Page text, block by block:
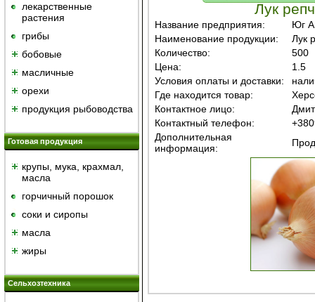
лекарственные
растения
грибы
бобовые
масличные
орехи
продукция рыбоводства
Готовая продукция
крупы, мука, крахмал,
масла
горчичный порошок
cоки и сиропы
масла
жиры
Сельхозтехника
Лук
Название предприятия:
Юг
Наименование продукции:
Лук
Количество:
500
Цена:
1.5
Условия оплаты и доставки:
Где находится товар:
Контактное лицо:
Контактный телефон:
Дополнительная
информация: